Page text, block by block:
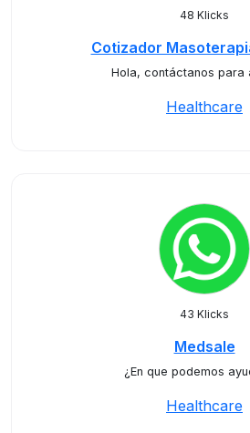
48 Klicks
Cotizador
Hola, contáctanos para
Healthcare
43 Klicks
Medsale
¿En que podemos
Healthcare